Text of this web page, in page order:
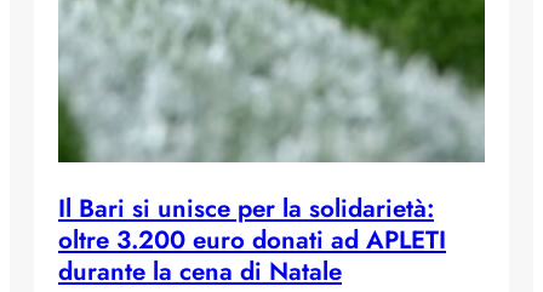
Il Bari si unisce per la solidarietà:
oltre 3.200 euro donati ad APLETI
durante la cena di Natale